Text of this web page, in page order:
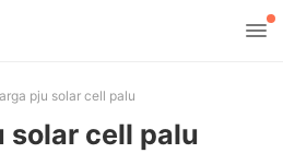
pju solar cell palu
solar cell palu